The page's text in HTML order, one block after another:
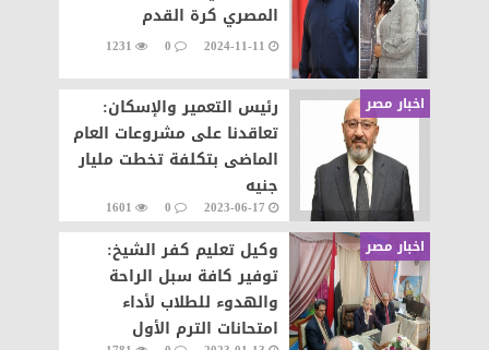
المصري كرة القدم
2024-11-11
0
1231
اخبار مصر
رئيس التعمير والإسكان:
تعاقدنا على مشروعات العام
الماضى بتكلفة تخطت مليار
جنيه
2023-06-17
0
1601
اخبار مصر
وكيل تعليم كفر الشيخ:
توفير كافة سبل الراحة
والهدوء للطلاب لأداء
امتحانات الترم الأول